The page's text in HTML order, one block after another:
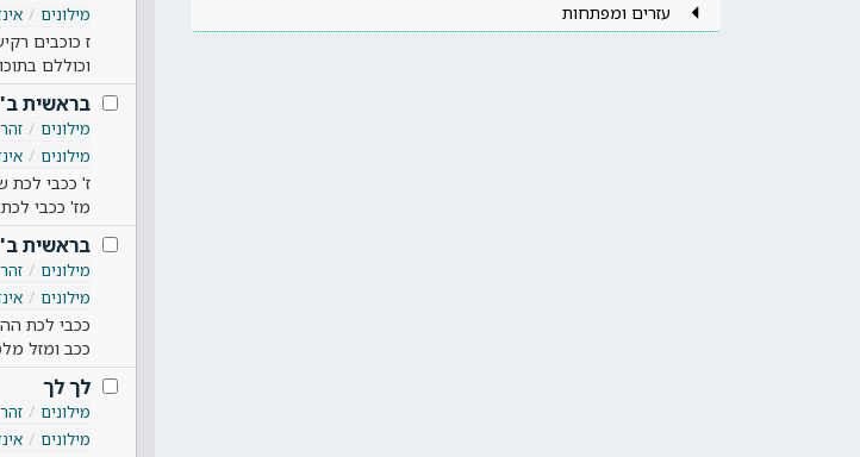
עזרים ומפתחות
מילונים
ז כוכבים
וכוללם
בראשית ב'
מילונים
מילונים
ז' ככבי לכת
מז' ככבי
בראשית ב'
מילונים
מילונים
ככבי לכת
ככב ומזל
לך לך
מילונים
מילונים